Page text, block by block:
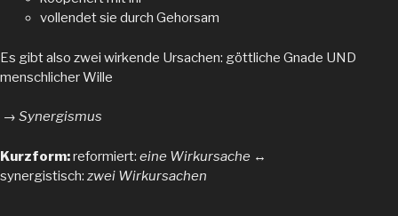
vollendet sie durch Gehorsam
Es gibt also zwei wirkende Ursachen: göttliche Gnade UND
menschlicher Wille
→ Synergismus
Kurzform:reformiert: eine Wirkursache ↔︎
synergistisch: zwei Wirkursachen